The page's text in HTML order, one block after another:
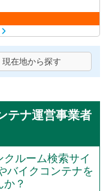
現在地から探す
テナ運営事業者
ルーム検索サイ
バイクコンテナを
？